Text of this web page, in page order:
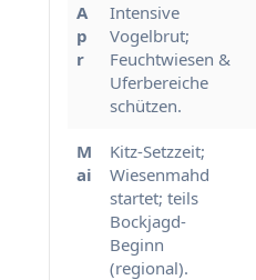
A
p
r
Intensive
Vogelbrut;
Feuchtwiesen &
Uferbereiche
schützen.
M
ai
Kitz-Setzzeit;
Wiesenmahd
startet; teils
Bockjagd-
Beginn
(regional).